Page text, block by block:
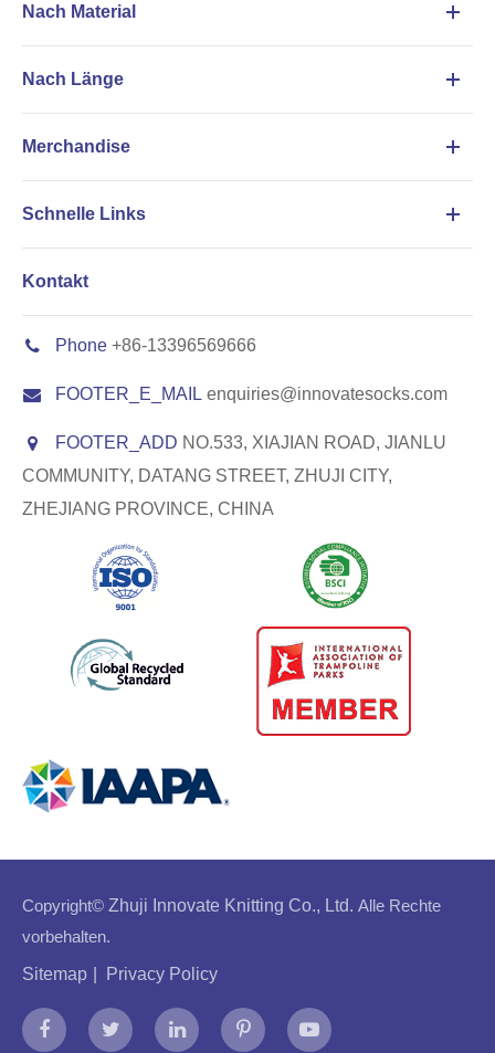
Nach Material
Nach Länge
Merchandise
Schnelle Links
Kontakt
Phone +86-13396569666
FOOTER_E_MAIL enquiries@innovatesocks.com
FOOTER_ADD NO.533, XIAJIAN ROAD, JIANLU
COMMUNITY, DATANG STREET, ZHUJI CITY,
ZHEJIANG PROVINCE, CHINA
Copyright© Zhuji Innovate Knitting Co., Ltd. Alle Rechte
vorbehalten.
Sitemap
Privacy Policy